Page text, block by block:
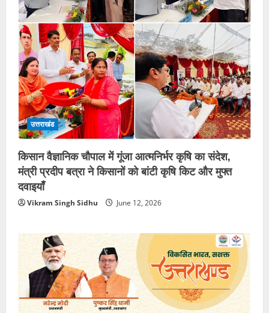
उत्तराखंड
किसान वैज्ञानिक चौपाल में गूंजा आत्मनिर्भर कृषि का संदेश,
मंत्री प्रदीप बत्रा ने किसानों को बांटी कृषि किट और मुफ्त
दवाइयाँ
Vikram Singh Sidhu June 12, 2026